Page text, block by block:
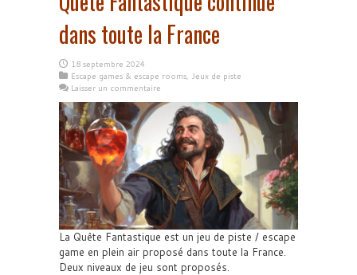
dans toute la France
18 septembre 2024
Escape games & escape rooms, Jeux de piste
Laisser un commentaire
La Quête Fantastique est un jeu de piste / escape
game en plein air proposé dans toute la France.
Deux niveaux de jeu sont proposés.